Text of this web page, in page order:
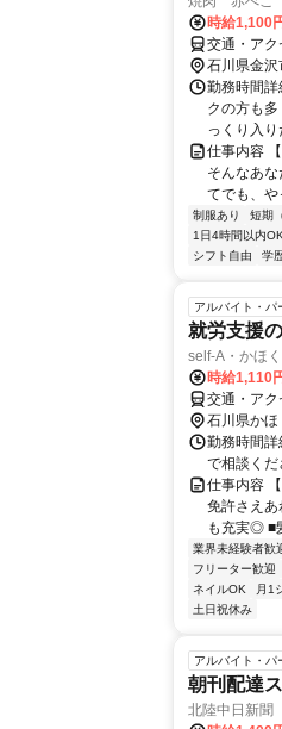
時給1,100
交通・ア
石川県金沢
勤務時間
クの方も
っくり入
仕事内容
そんなあ
てでも、
制服あり
短期
1日4時間以内
シフト自由
学
アルバイト・パ
就労支援
self-A・かほく
時給1,110
交通・ア
石川県かほ
勤務時間
で相談くだ
仕事内容
免許さえ
も充実◎ ■
業界未経験者歓
フリーター歓迎
ネイルOK
月1
土日祝休み
アルバイト・パ
朝刊配達
北陸中日新